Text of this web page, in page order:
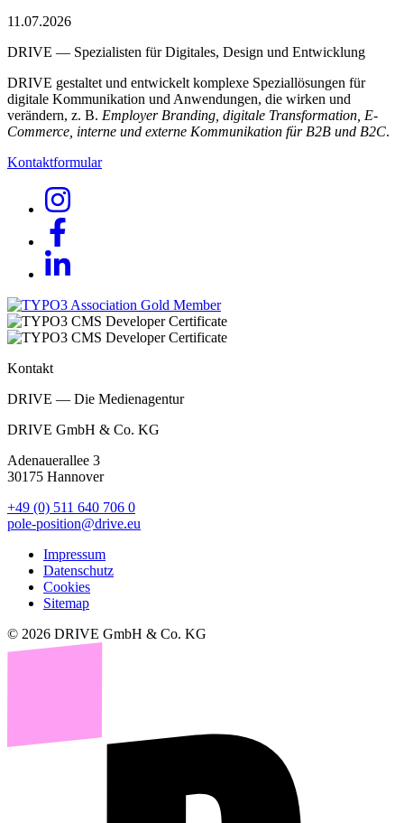
11.07.2026
DRIVE — Spezialisten für Digitales, Design und Entwicklung
DRIVE gestaltet und entwickelt komplexe Speziallösungen für
digitale Kommunikation und Anwendungen, die wirken und
verändern, z. B. Employer Branding, digitale Transformation, E-
Commerce, interne und externe Kommunikation für B2B und B2C.
Kontaktformular
Kontakt
DRIVE — Die Medienagentur
DRIVE GmbH & Co. KG
Adenauerallee 3
30175 Hannover
+49 (0) 511 640 706 0
pole-position@drive.eu
Impressum
Datenschutz
Cookies
Sitemap
© 2026 DRIVE GmbH & Co. KG